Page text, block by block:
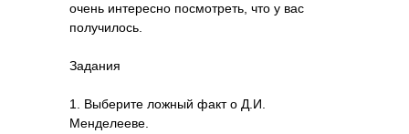
очень интересно посмотреть, что у вас
получилось.
Задания
1. Выберите ложный факт о Д.И.
Менделееве.